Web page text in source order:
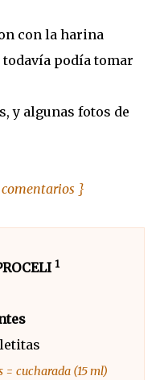
con la harina
podía tomar
y algunas fotos de
}
1
= cucharada (15 ml)